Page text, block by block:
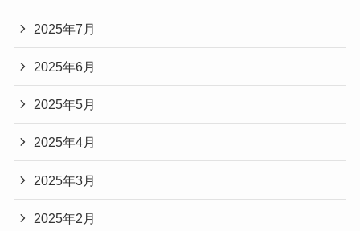
2025年7月
2025年6月
2025年5月
2025年4月
2025年3月
2025年2月